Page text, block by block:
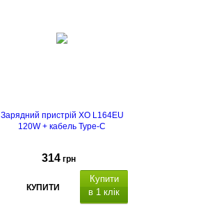
Зарядний пристрій XO L164EU
120W + кабель Type-C
314 грн
КУПИТИ
Купити
в 1 клік